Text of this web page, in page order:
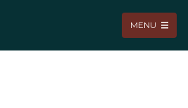
MENU